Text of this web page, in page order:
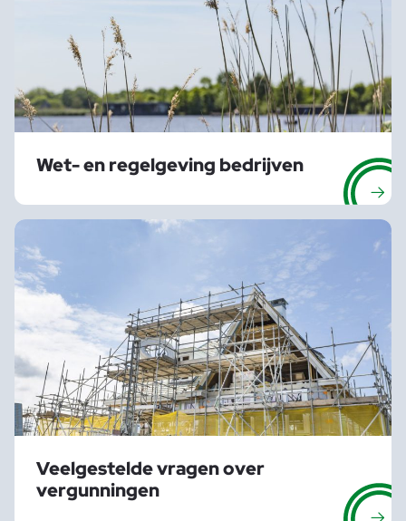
Wet- en regelgeving bedrijven
Veelgestelde vragen over
vergunningen